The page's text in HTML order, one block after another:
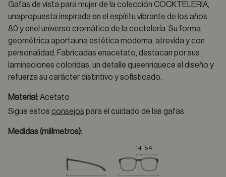
Gafas de vista para mujer de la colección COCKTELERÍA,
unapropuesta inspirada en el espíritu vibrante de los años
80 y enel universo cromático de la coctelería. Su forma
geométrica aportauna estética moderna, atrevida y con
personalidad. Fabricadas enacetato, destacan por sus
laminaciones coloridas, un detalle queenriquece el diseño y
refuerza su carácter distintivo y sofisticado.
Material:Acetato
Sigue estos consejos para el cuidado de las gafas
Medidas (milímetros):
14 54